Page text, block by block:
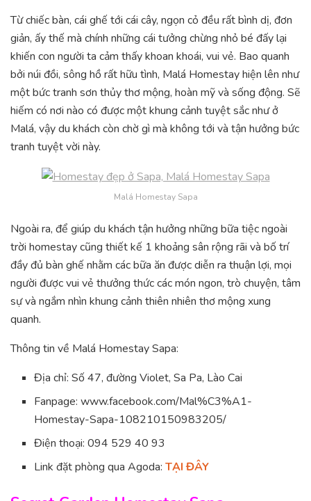
Từ chiếc bàn, cái ghế tới cái cây, ngọn cỏ đều rất bình dị, đơn
giản, ấy thế mà chính những cái tưởng chừng nhỏ bé đấy lại
khiến con người ta cảm thấy khoan khoái, vui vẻ. Bao quanh
bởi núi đồi, sông hồ rất hữu tình, Malá Homestay hiện lên như
một bức tranh sơn thủy thơ mộng, hoàn mỹ và sống động. Sẽ
hiếm có nơi nào có được một khung cảnh tuyệt sắc như ở
Malá, vậy du khách còn chờ gì mà không tới và tận hưởng bức
tranh tuyệt vời này.
Malá Homestay Sapa
Ngoài ra, để giúp du khách tận hưởng những bữa tiệc ngoài
trời homestay cũng thiết kế 1 khoảng sân rộng rãi và bố trí
đầy đủ bàn ghế nhằm các bữa ăn được diễn ra thuận lợi, mọi
người được vui vẻ thưởng thức các món ngon, trò chuyện, tâm
sự và ngắm nhìn khung cảnh thiên nhiên thơ mộng xung
quanh.
Thông tin về Malá Homestay Sapa:
Địa chỉ: Số 47, đường Violet, Sa Pa, Lào Cai
Fanpage: www.facebook.com/Mal%C3%A1-
Homestay-Sapa-108210150983205/
Điện thoại: 094 529 40 93
Link đặt phòng qua Agoda:TẠI ĐÂY